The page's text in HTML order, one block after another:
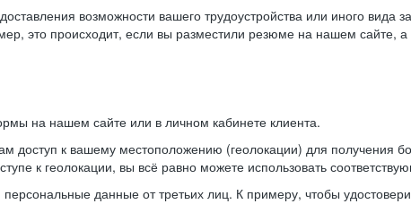
возможности вашего трудоустройства или иного вида
это происходит, если вы разместили резюме на нашем сайте, а
на нашем сайте или в личном кабинете клиента.
доступ к вашему местоположению (геолокации) для получения
к геолокации, вы всё равно можете использовать
данные от третьих лиц. К примеру, чтобы